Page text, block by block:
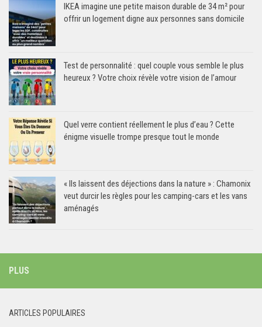
IKEA imagine une petite maison durable de 34 m² pour
offrir un logement digne aux personnes sans domicile
Test de personnalité : quel couple vous semble le plus
heureux ? Votre choix révèle votre vision de l’amour
Quel verre contient réellement le plus d’eau ? Cette
énigme visuelle trompe presque tout le monde
« Ils laissent des déjections dans la nature » : Chamonix
veut durcir les règles pour les camping-cars et les vans
aménagés
PLUS
ARTICLES POPULAIRES